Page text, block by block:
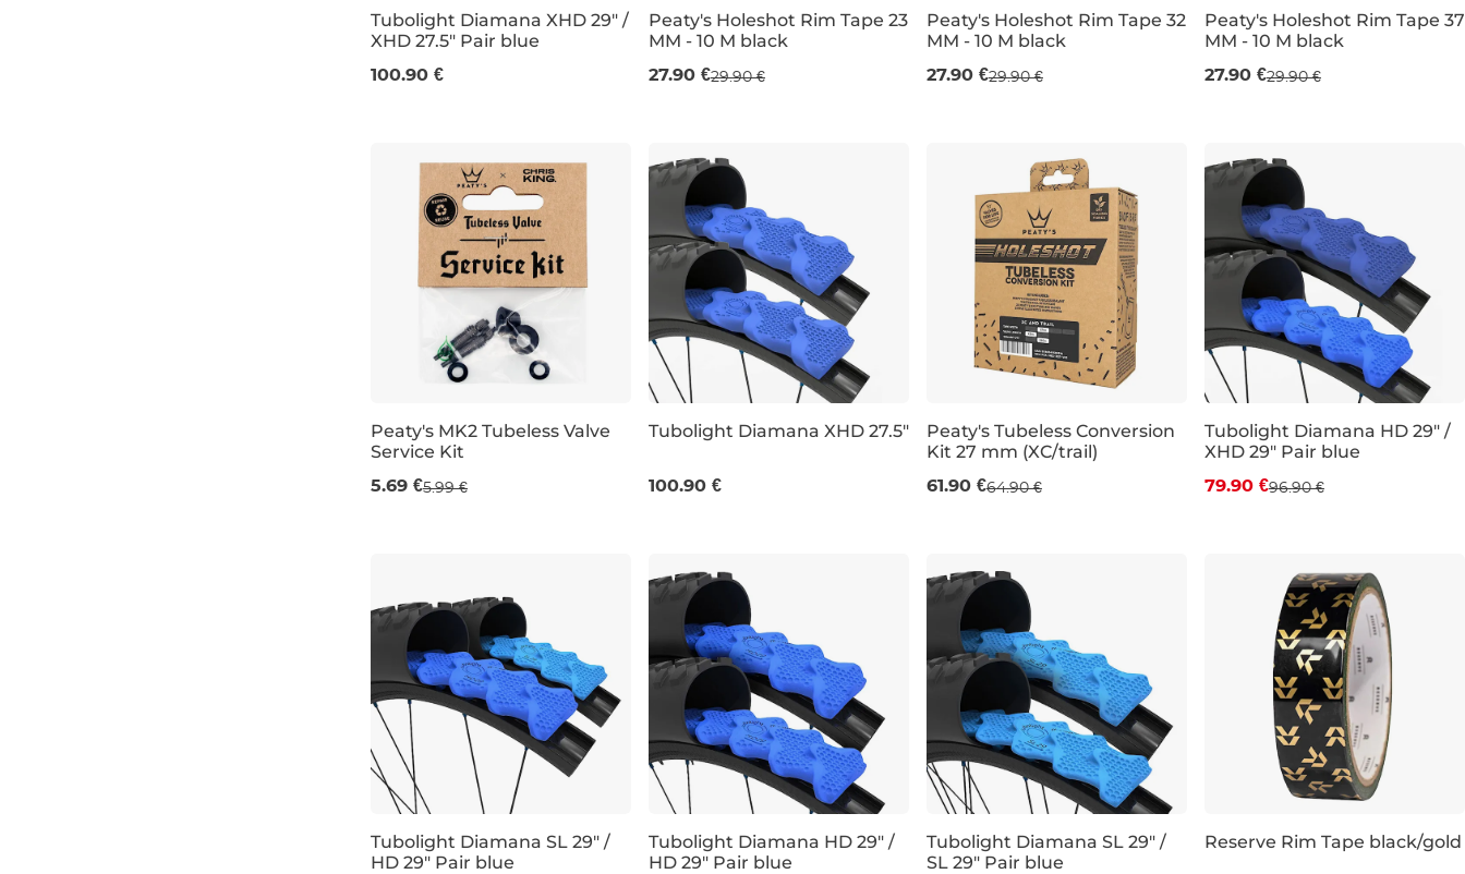
Tubolight Diamana XHD 29" /
XHD 27.5" Pair blue
100.90 €
Peaty's Holeshot Rim Tape 23
MM - 10 M black
27.90 €29.90 €
Peaty's Holeshot Rim Tape 32
MM - 10 M black
27.90 €29.90 €
Peaty's Holeshot Rim Tape 37
MM - 10 M black
27.90 €29.90 €
Peaty's MK2 Tubeless Valve
Service Kit
5.69 €5.99 €
Tubolight Diamana XHD 27.5"
100.90 €
Peaty's Tubeless Conversion
Kit 27 mm (XC/trail)
61.90 €64.90 €
Zľava -18 %
Tubolight Diamana HD 29" /
XHD 29" Pair blue
79.90 €96.90 €
Tubolight Diamana SL 29" /
HD 29" Pair blue
Tubolight Diamana HD 29" /
HD 29" Pair blue
Tubolight Diamana SL 29" /
SL 29" Pair blue
Reserve Rim Tape black/gold